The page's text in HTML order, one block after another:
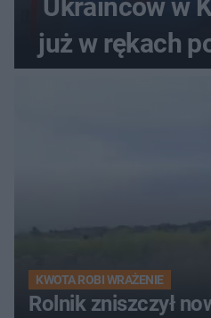
Ukraińców w
już w rękach
KWOTA ROBI WRAŻENIE
Rolnik zniszczył